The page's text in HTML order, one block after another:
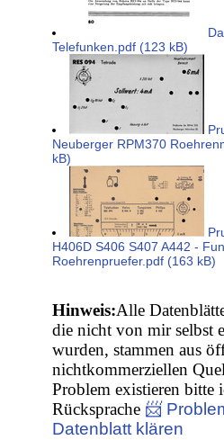
Telefunken.pdf (123 kB)
Neuberger RPM370
kB)
H406D S406 S407 A442 -
Roehrenpruefer.pdf (163 kB)
Hinweis:Alle
die nicht von mir selbst
wurden, stammen aus
nichtkommerziellen
Problem existieren bitte
Rücksprache 📨
Datenblatt klären